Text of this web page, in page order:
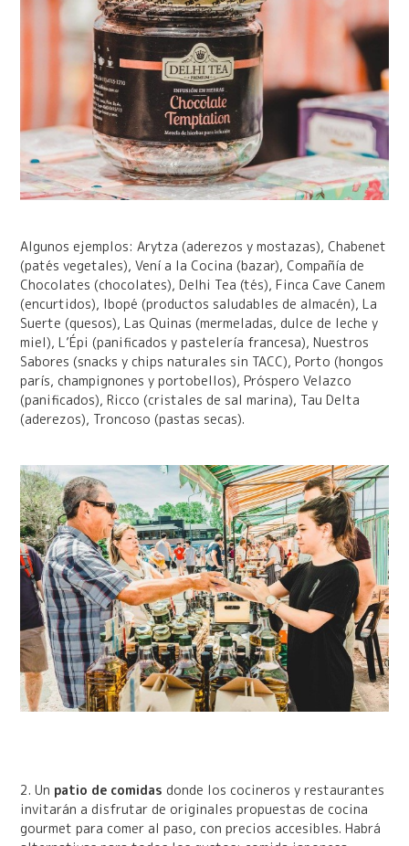
Algunos ejemplos: Arytza (aderezos y mostazas), Chabenet
(patés vegetales), Vení a la Cocina (bazar), Compañía de
Chocolates (chocolates), Delhi Tea (tés), Finca Cave Canem
(encurtidos), Ibopé (productos saludables de almacén), La
Suerte (quesos), Las Quinas (mermeladas, dulce de leche y
miel), L’Épi (panificados y pastelería francesa), Nuestros
Sabores (snacks y chips naturales sin TACC), Porto (hongos
parís, champignones y portobellos), Próspero Velazco
(panificados), Ricco (cristales de sal marina), Tau Delta
(aderezos), Troncoso (pastas secas).
2. Un patio de comidas donde los cocineros y restaurantes
invitarán a disfrutar de originales propuestas de cocina
gourmet para comer al paso, con precios accesibles. Habrá